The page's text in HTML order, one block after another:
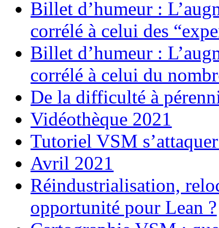
Billet d’humeur :
corrélé à celui des
Billet d’humeur :
corrélé à celui du
De la difficulté à
Vidéothèque 2021
Tutoriel VSM
Avril 2021
Réindustrialisation,
opportunité pour Lean ?